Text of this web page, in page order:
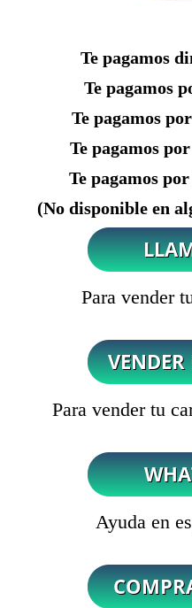
Te pagamos
Te pagamos
Te pagamos
Te pagamos
Te pagamos
(No disponible en
Para vender
Para vender tu
Ayuda en